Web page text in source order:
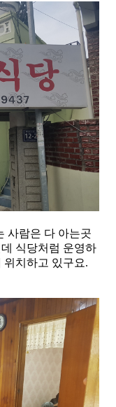
사람은 다 아는곳
식당처럼 운영하
위치하고 있구요.